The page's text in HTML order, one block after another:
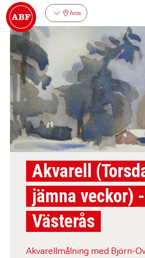
Aros
Akvarell
jämna veckor) -
Västerås
Akvarellmålning med Björn-